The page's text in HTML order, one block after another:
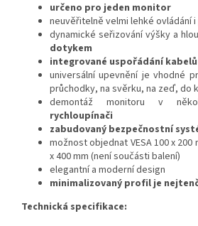
určeno pro jeden monitor
neuvěřitelně velmi lehké ovládání
dynamické seřizování výšky a
dotykem
integrované uspořádání
universální upevnění je vhodné
průchodky, na svěrku, na zeď, do
demontáž monitoru v
rychloupínači
zabudovaný bezpečnostní
možnost objednat VESA 100 x 200
x 400 mm (není součásti balení)
elegantní a moderní design
minimalizovaný profil je
Technická specifikace: